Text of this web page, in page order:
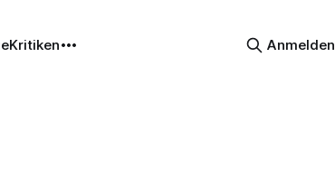
Kritiken Anmelden